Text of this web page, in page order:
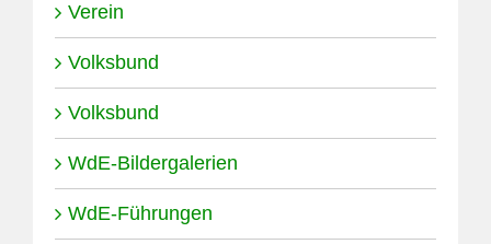
Verein
Volksbund
Volksbund
WdE-Bildergalerien
WdE-Führungen